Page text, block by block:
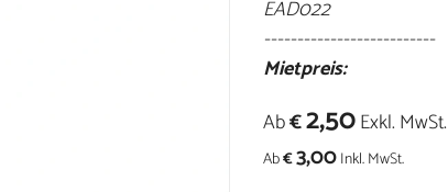
EAD022
--------------------------
Mietpreis:
Ab€2,50Exkl. MwSt.
Ab€3,00Inkl. MwSt.